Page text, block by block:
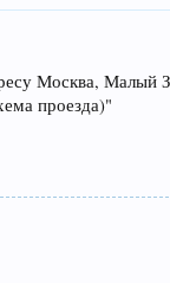
Москва, Малый
проезда)"